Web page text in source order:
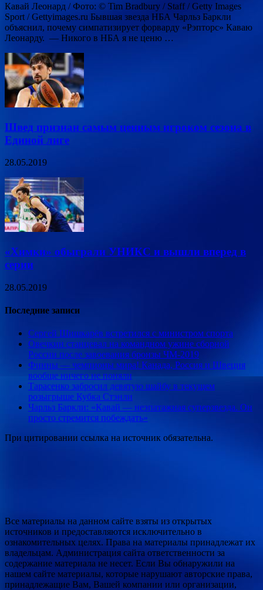
Кавай Леонард / Фото: © Tim Bradbury / Staff / Getty Images
Sport / Gettyimages.ru Бывшая звезда НБА Чарльз Баркли
объяснил, почему симпатизирует форварду «Рэпторс» Каваю
Леонарду. — Никого в НБА я не ценю …
Швед признан самым ценным игроком сезона в
Единой лиге
28.05.2019
«Химки» обыграли УНИКС и вышли вперед в
серии
28.05.2019
Последние записи
Сергей Шишкарёв встретился с министром спорта
Овечкин станцевал на командном ужине сборной
России после завоевания бронзы ЧМ-2019
Финны — чемпионы мира! Канада, Россия и Швеция
вообще ничего не поняли
Тарасенко забросил девятую шайбу в текущем
розыгрыше Кубка Стэнли
Чарльз Баркли: «Кавай — неэпатажная суперзвезда. Он
просто стремится побеждать»
При цитировании ссылка на источник обязательна.
Все материалы на данном сайте взяты из открытых
источников и предоставляются исключительно в
ознакомительных целях. Права на материалы принадлежат их
владельцам. Администрация сайта ответственности за
содержание материала не несет. Если Вы обнаружили на
нашем сайте материалы, которые нарушают авторские права,
принадлежащие Вам, Вашей компании или организации,